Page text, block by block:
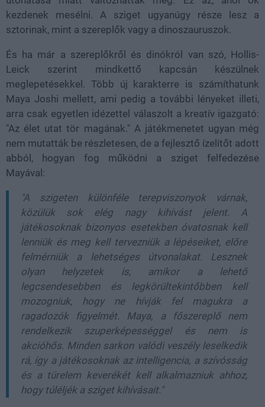
kezdenek mesélni. A sziget ugyanúgy része lesz a
sztorinak, mint a szereplők vagy a dinoszauruszok.
És ha már a szereplőkről és dinókról van szó, Hollis-
Leick szerint mindkettő kapcsán készülnek
meglepetésekkel. Több új karakterre is számíthatunk
Maya Joshi mellett, ami pedig a további lényeket illeti,
arra csak egyetlen idézettel válaszolt a kreatív igazgató:
"Az élet utat tör magának." A játékmenetet ugyan még
nem mutatták be részletesen, de a fejlesztő ízelítőt adott
abból, hogyan fog működni a sziget felfedezése
Mayával:
"A szigeten különféle terepviszonyok várnak,
közülük sok elég nagy kihívást jelent. A
játékosoknak bizonyos esetekben óvatosnak kell
lenniük és meg kell tervezniük a lépéseiket, előre
felmérniük a lehetséges útvonalakat. Lesznek
olyan helyzetek is, amikor a lehető
legcsendesebben és legkörültekintőbben kell
mozogniuk, hogy ne hívják fel magukra a
ragadozók figyelmét. Maya, a főszereplő nem
rendelkezik szuperképességgel és nem is
akcióhős. Minden sarkon valódi veszély leselkedik
rá, így a játékosoknak az intelligencia, a szívósság
és a türelem keverékét kell alkalmazniuk ahhoz,
hogy túléljék a sziget kihívásait."